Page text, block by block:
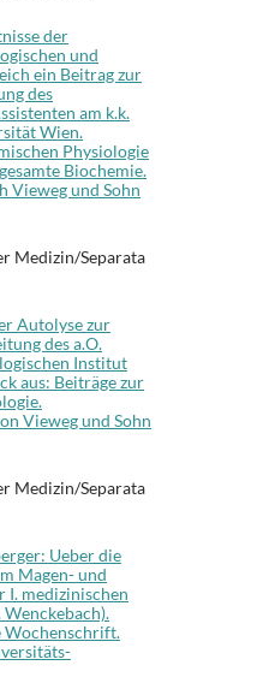
der
und
ein Beitrag zur
des
am k.k.
Wien.
Physiologie
Biochemie.
Vieweg und Sohn
Medizin/Separata
Autolyse zur
des a.O.
Institut
aus: Beiträge zur
Vieweg und Sohn
Medizin/Separata
Ueber die
Magen- und
I. medizinischen
Wochenschrift.